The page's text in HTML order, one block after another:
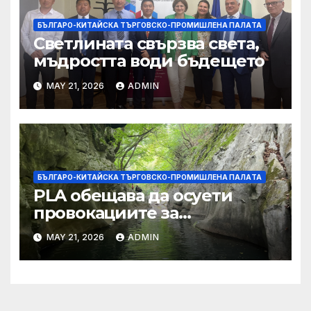
БЪЛГАРО-КИТАЙСКА ТЪРГОВСКО-ПРОМИШЛЕНА ПАЛAТА
Светлината свързва света,
мъдростта води бъдещето
MAY 21, 2026 ADMIN
БЪЛГАРО-КИТАЙСКА ТЪРГОВСКО-ПРОМИШЛЕНА ПАЛAТА
PLA обещава да осуети
провокациите за
„независимост на Тайван“.
MAY 21, 2026 ADMIN